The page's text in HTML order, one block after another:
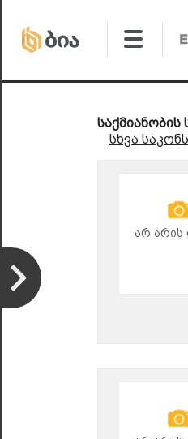
სხვა
არ